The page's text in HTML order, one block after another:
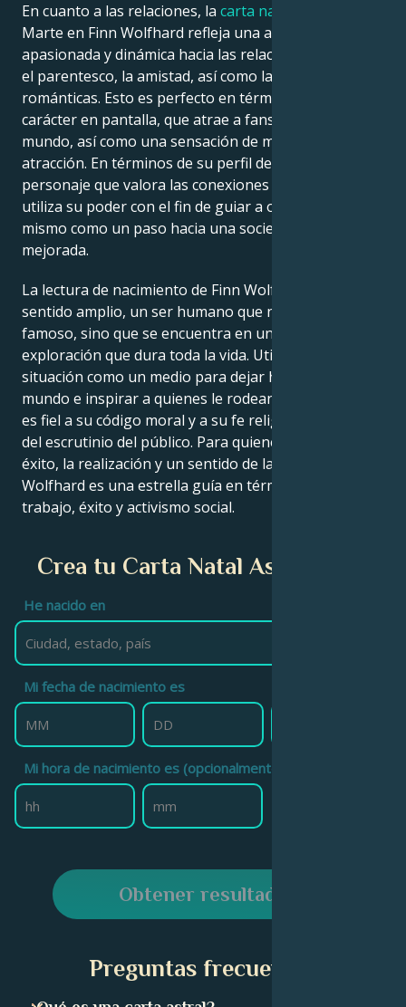
En cuanto a las relaciones, la carta natal
Marte en Finn Wolfhard refleja una actitud
apasionada y dinámica hacia las relaciones afectivas,
el parentesco, la amistad, así como las relaciones
románticas. Esto es perfecto en términos de su
carácter en pantalla, que atrae a fans de todo el
mundo, así como una sensación de misterio y
atracción. En términos de su perfil del horóscopo, un
personaje que valora las conexiones en profundidad
utiliza su poder con el fin de guiar a otros a hacer lo
mismo como un paso hacia una sociedad más
mejorada.
La lectura de nacimiento de Finn Wolfhard es, en un
sentido amplio, un ser humano que no sólo es
famoso, sino que se encuentra en un viaje de
exploración que dura toda la vida. Utilizando cada
situación como un medio para dejar huella en el
mundo e inspirar a quienes le rodean, Finn Wolfhard
es fiel a su código moral y a su fe religiosa a pesar
del escrutinio del público. Para quienes buscan el
éxito, la realización y un sentido de la vida, Finn
Wolfhard es una estrella guía en términos de
trabajo, éxito y activismo social.
Crea tu Carta Natal Astrológica
He nacido en
Mi fecha de nacimiento es
Mi hora de nacimiento es (opcionalmente)
Obtener resultado
Preguntas frecuentes